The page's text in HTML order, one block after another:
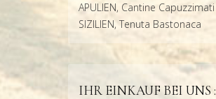
APULIEN, Cantine Capuzzimati
SIZILIEN, Tenuta Bastonaca
IHR EINKAUF BEI UNS :